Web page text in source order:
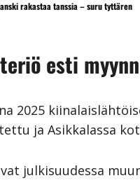
– suru tyttären
esti
2025
ja Asikkalassa
julkisuudessa